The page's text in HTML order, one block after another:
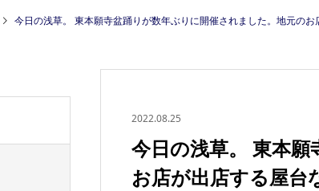
今日の浅草。 東本願寺盆踊りが数年ぶりに開催されました。地元のお店が出店する屋台などがあ
2022.08.25
今日の浅草。 東本
お店が出店する屋台